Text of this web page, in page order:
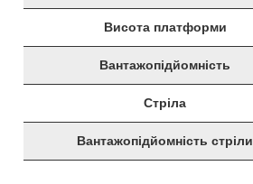
Висота платформи
Вантажопідйомність
Стріла
Вантажопідйомність стріли